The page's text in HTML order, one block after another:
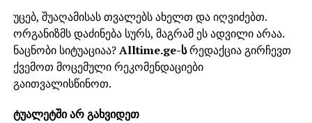
უცებ, შუაღამისას თვალებს ახელთ და იღვიძებთ.
ორგანიზმს დაძინება სურს, მაგრამ ეს ადვილი არაა.
ნაცნობი სიტუაციაა?Alltime.ge-სრედაქცია გირჩევთ
ქვემოთ მოცემული რეკომენდაციები
გაითვალისწინოთ.
ტუალეტში არ გახვიდეთ